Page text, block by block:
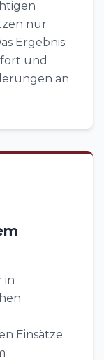
nur
Ergebnis:
und
an
in
Einsätze